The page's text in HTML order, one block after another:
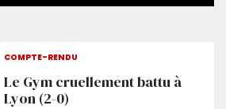
COMPTE-RENDU
Le Gym cruellement battu à
Lyon (2-0)